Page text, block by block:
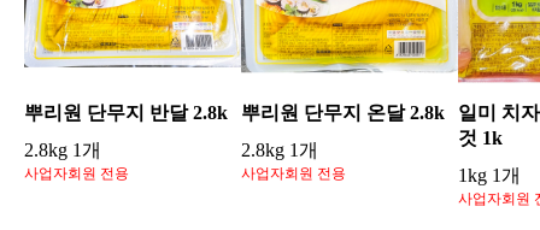
뿌리원 단무지 반달 2.8k
2.8kg 1개
사업자회원 전용
뿌리원 단무지 온달 2.8k
2.8kg 1개
사업자회원 전용
일미 치
것 1k
1kg 1개
사업자회원